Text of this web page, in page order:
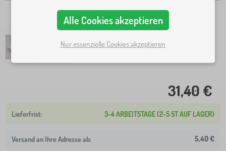
31,40 €
3-4 ARBEITSTAGE (2-5 ST AUF LAGER)
Versand an Ihre Adresse ab: 5,40 €
Alle Cookies akzeptieren
Nur essenzielle Cookies akzeptieren